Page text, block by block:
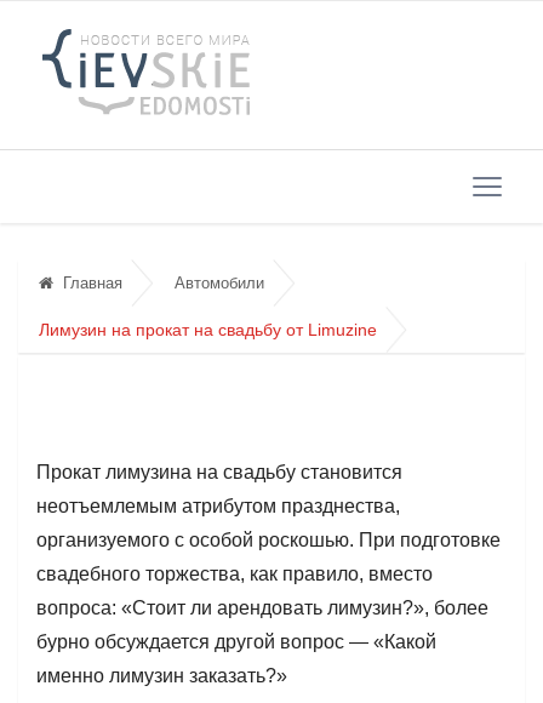
Главная Автомобили
Лимузин на прокат на свадьбу от Limuzine
Прокат лимузина на свадьбу становится
неотъемлемым атрибутом празднества,
организуемого с особой роскошью. При подготовке
свадебного торжества, как правило, вместо
вопроса: «Стоит ли арендовать лимузин?», более
бурно обсуждается другой вопрос — «Какой
именно лимузин заказать?»